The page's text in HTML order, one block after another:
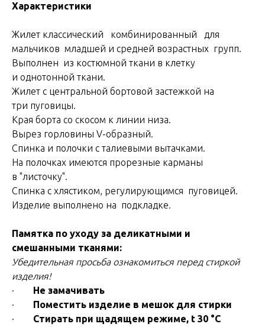
Характеристики
Жилет классический комбинированный для
мальчиков младшей и средней возрастных групп.
Выполнен из костюмной ткани в клетку
и однотонной ткани.
Жилет с центральной бортовой застежкой на
три пуговицы.
Края борта со скосом к линии низа.
Вырез горловины V-образный.
Спинка и полочки с талиевыми вытачками.
На полочках имеются прорезные карманы
в "листочку".
Спинка с хлястиком, регулирующимся пуговицей.
Изделие выполнено на подкладке.
Памятка по уходу за деликатными и
смешанными тканями:
Убедительная просьба ознакомиться перед стиркой
изделия!
·
Не замачивать
·
Поместить изделие в мешок для стирки
· Стирать при щадящем режиме, t 30 °С